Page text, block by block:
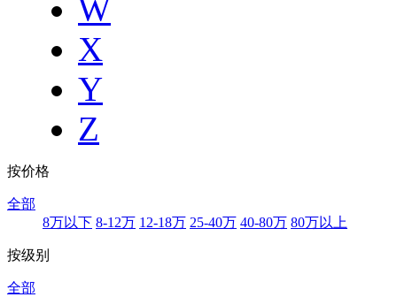
W
X
Y
Z
按价格
全部
8万以下 8-12万 12-18万 25-40万 40-80万 80万以上
按级别
全部